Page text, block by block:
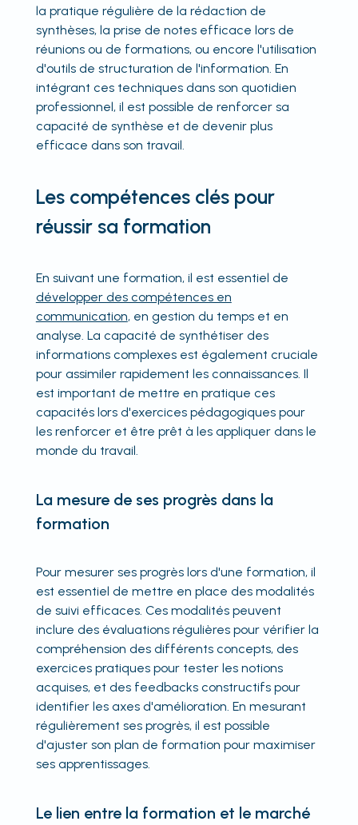
la pratique régulière de la rédaction de
synthèses, la prise de notes efficace lors de
réunions ou de formations, ou encore l'utilisation
d'outils de structuration de l'information. En
intégrant ces techniques dans son quotidien
professionnel, il est possible de renforcer sa
capacité de synthèse et de devenir plus
efficace dans son travail.
Les compétences clés pour
réussir sa formation
En suivant une formation, il est essentiel de
développer des compétences en
communication, en gestion du temps et en
analyse. La capacité de synthétiser des
informations complexes est également cruciale
pour assimiler rapidement les connaissances. Il
est important de mettre en pratique ces
capacités lors d'exercices pédagogiques pour
les renforcer et être prêt à les appliquer dans le
monde du travail.
La mesure de ses progrès dans la
formation
Pour mesurer ses progrès lors d'une formation, il
est essentiel de mettre en place des modalités
de suivi efficaces. Ces modalités peuvent
inclure des évaluations régulières pour vérifier la
compréhension des différents concepts, des
exercices pratiques pour tester les notions
acquises, et des feedbacks constructifs pour
identifier les axes d'amélioration. En mesurant
régulièrement ses progrès, il est possible
d'ajuster son plan de formation pour maximiser
ses apprentissages.
Le lien entre la formation et le marché